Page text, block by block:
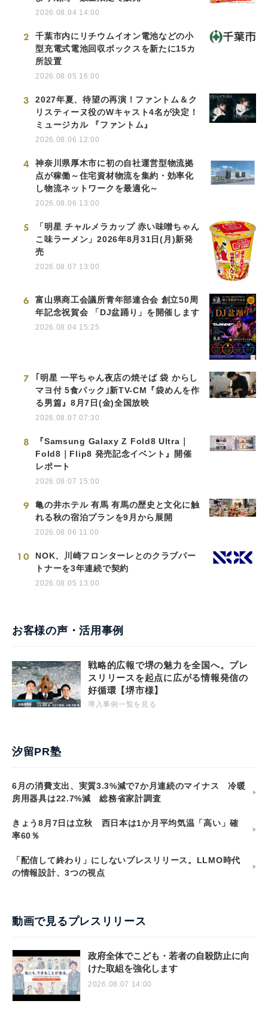
2026.08.04 14:00
2
千葉市内にリチウムイオン電池などの小
型充電式電池回収ボックスを新たに15カ
所設置
2026.08.05 16:00
3
2027年夏、待望の再演！ファントム＆ク
リスティーヌ役のWキャスト4名が決定！
ミュージカル 『ファントム』
2026.08.06 12:00
4
神奈川県厚木市に初の自社運営型物流拠
点が稼働～住宅資材物流を集約・効率化
し物流ネットワークを最適化～
2026.08.06 13:00
5
「明星 チャルメラカップ 赤い味噌ちゃん
こ味ラーメン」2026年8月31日(月)新発
売
2026.08.07 13:00
6
富山県商工会議所青年部連合会 創立50周
年記念祝賀会 「DJ盆踊り」を開催します
2026.08.04 15:25
7
｢明星 一平ちゃん夜店の焼そば 袋 からし
マヨ付 5食パック｣新TV-CM『袋めんを作
る男篇』8月7日(金)全国放映
2026.08.07 07:30
8
『Samsung Galaxy Z Fold8 Ultra｜
Fold8｜Flip8 発売記念イベント』開催
レポート
2026.08.07 15:00
9
亀の井ホテル 有馬 有馬の歴史と文化に触
れる秋の宿泊プランを9月から展開
2026.08.06 11:00
10
NOK、川崎フロンターレとのクラブパー
トナーを3年連続で契約
2026.08.05 13:00
お客様の声・活用事例
戦略的広報で堺の魅力を全国へ。プレ
スリリースを起点に広がる情報発信の
好循環【堺市様】
導入事例一覧を見る
汐留PR塾
6月の消費支出、実質3.3%減で7か月連続のマイナス 冷暖
房用器具は22.7%減 総務省家計調査
きょう8月7日は立秋 西日本は1か月平均気温「高い」確
率60％
「配信して終わり」にしないプレスリリース。LLMO時代
の情報設計、3つの視点
動画で見るプレスリリース
政府全体でこども・若者の自殺防止に向
けた取組を強化します
2026.08.07 14:00